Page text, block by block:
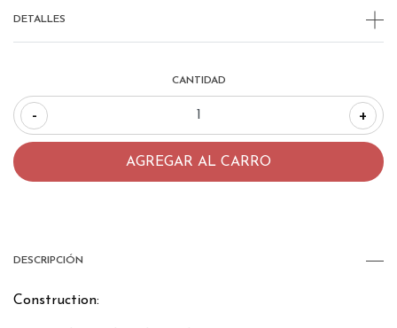
DETALLES
CANTIDAD
- +
DESCRIPCIÓN
Construction: